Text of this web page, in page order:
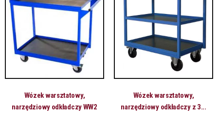
Wózek warsztatowy,
narzędziowy odkładczy WW2
Wózek warsztatowy,
narzędziowy odkładczy z 3...